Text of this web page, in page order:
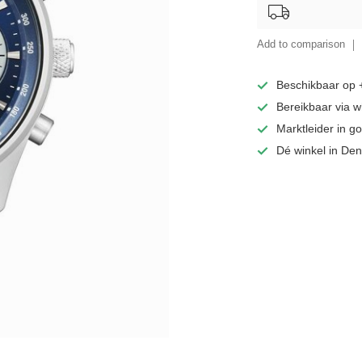
Add to comparison
Beschikbaar op
Bereikbaar via
Marktleider in
Dé winkel in